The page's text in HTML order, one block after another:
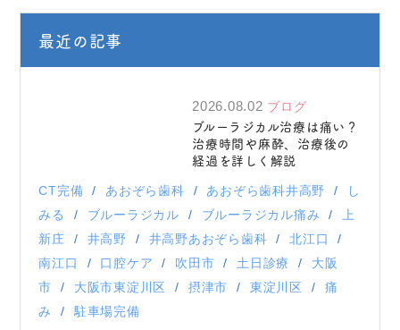
最近の記事
2026.08.02 ブログ
ブルーラジカル治療は痛い？
治療時間や麻酔、治療後の
経過を詳しく解説
CT完備 あおぞら歯科 あおぞら歯科井高野
し
みる
ブルーラジカル ブルーラジカル痛み
上
新庄
井高野 井高野あおぞら歯科
北江口
南江口
口腔ケア 吹田市 土日診療
大阪
市
大阪市東淀川区 摂津市 東淀川区
痛
み
駐車場完備